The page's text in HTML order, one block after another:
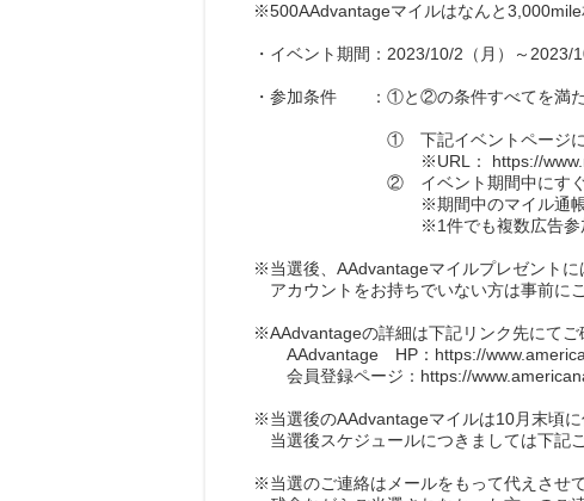
※500AAdvantageマイルはなんと3,000mile
・イベント期間：2023/10/2（月）～2023/
・参加条件 ：①と②の条件すべてを満
① 下記イベントページにて
※URL： https://
② イベント期間中にすぐたまで
※期間中のマイル通帳「キャン
※1件でも複数広告参加でも、合
※当選後、AAdvantageマイルプレゼント
アカウントをお持ちでいない方は事前に
※AAdvantageの詳細は下記リンク先にてご
AAdvantage HP：https://
会員登録ページ：https://
※当選後のAAdvantageマイルは10月末頃
当選後スケジュールにつきましては下記
※当選のご連絡はメールをもって代えさせ